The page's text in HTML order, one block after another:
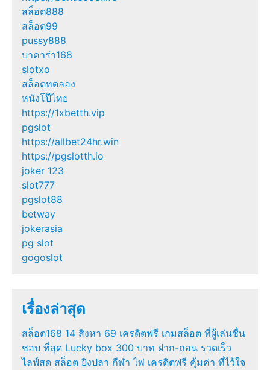
สล็อต888
สล็อต99
pussy888
บาคาร่า168
slotxo
สล็อตทดลอง
หนังโป๊ไทย
https://1xbetth.vip
pgslot
https://allbet24hr.win
https://pgslotth.io
joker 123
slot777
pgslot88
betway
jokerasia
pg slot
gogoslot
เรื่องล่าสุด
สล็อต168 14 สิงหา 69 เครดิตฟรี เกมสล็อต ที่ผู้เล่นชื่น
ชอบ ที่สุด Lucky box 300 บาท ฝาก-ถอน รวดเร็ว
ไลฟ์สด สล็อต ยิงปลา กีฬา ไพ่ เครดิตฟรี คุ้มค่า ที่ไว้ใจ